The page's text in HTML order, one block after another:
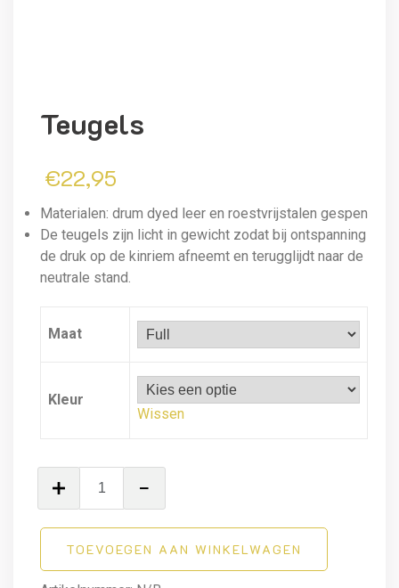
Teugels
€22,95
Materialen: drum dyed leer en roestvrijstalen gespen
De teugels zijn licht in gewicht zodat bij ontspanning
de druk op de kinriem afneemt en terugglijdt naar de
neutrale stand.
Maat
Kleur
Wissen
aantal
TOEVOEGEN AAN WINKELWAGEN